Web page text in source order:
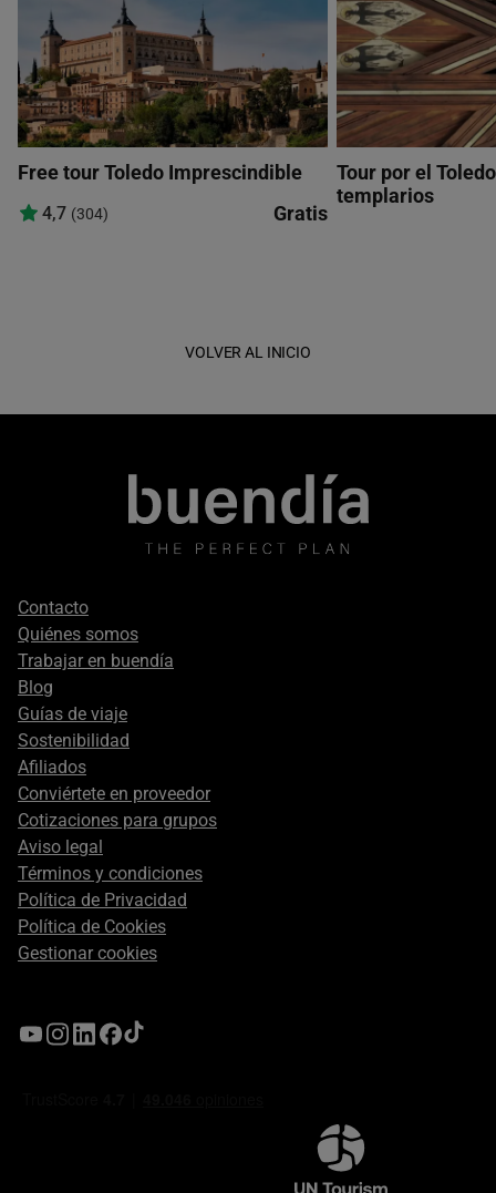
Free tour Toledo Imprescindible
4,7 (304) Gratis
Tour por el
templarios
VOLVER AL INICIO
Footer
secondary
Contacto
Quiénes somos
Trabajar en buendía
Blog
Guías de viaje
Sostenibilidad
Afiliados
Conviértete en proveedor
Cotizaciones para grupos
Aviso legal
Términos y condiciones
Política de Privacidad
Política de Cookies
Gestionar cookies